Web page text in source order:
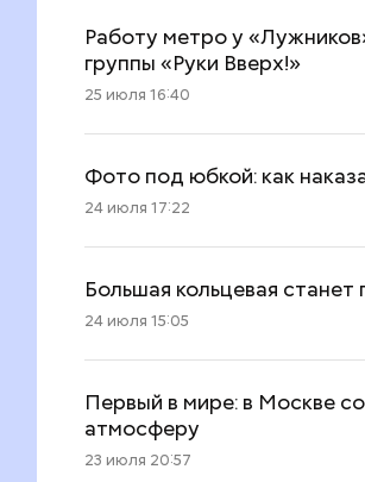
Работу метро у
группы «Руки Вверх!»
25 июля 16:40
Фото под юбкой: как
24 июля 17:22
Большая кольцевая
24 июля 15:05
Первый в мире: в Москве
атмосферу
23 июля 20:57